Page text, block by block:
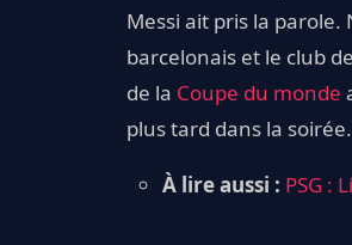
Messi ait pris la
barcelonais et le club
de la Coupe du monde
plus tard dans la soirée.
À lire aussi : PSG :